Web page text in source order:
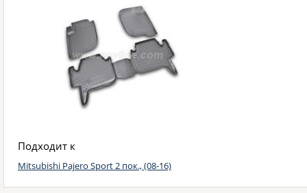
Подходит к
Mitsubishi Pajero Sport 2 пок., (08-16)